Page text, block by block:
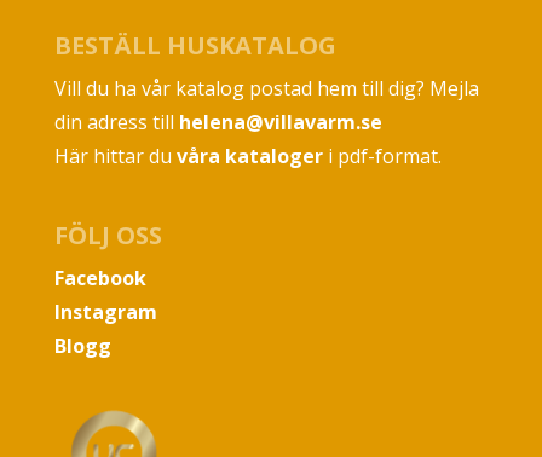
BESTÄLL HUSKATALOG
Vill du ha vår katalog postad hem till dig? Mejla
din adress till helena@villavarm.se
Här hittar du våra katalogeri pdf-format.
FÖLJ OSS
Facebook
Instagram
Blogg